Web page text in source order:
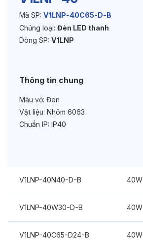
Tuổi thọ:>30000h
Bảo hành:3 năm
Mã SP: V1LNP-40C65-D-B
Chủng loại: Đèn LED thanh
Dòng SP: V1LNP
Thông tin chung
Màu vỏ: Đen
Vật liệu: Nhôm 6063
Chuẩn IP: IP40
V1LNP-40N40-D-B 40W
V1LNP-40W30-D-B 40W
V1LNP-40C65-D24-B 40W